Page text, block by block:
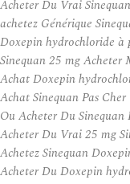
Acheter Du Vrai
achetez Générique
Doxepin hydrochloride à
Sinequan 25 mg
Achat Doxepin
Achat Sinequan Pas Cher
Ou Acheter Du Sinequan
Acheter Du Vrai 25 mg
Achetez Sinequan
Acheter Du Doxepin